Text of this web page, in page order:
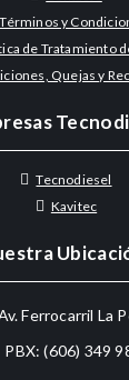
Términos y
de Tratamiento
Quejas y
Tecnodiesel
Kavitec
Ferrocarril La
(606) 349